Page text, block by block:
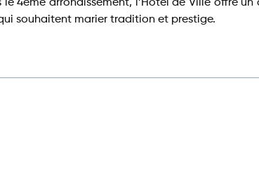
4ème arrondissement, l’Hôtel de Ville offre un
souhaitent marier tradition et prestige.